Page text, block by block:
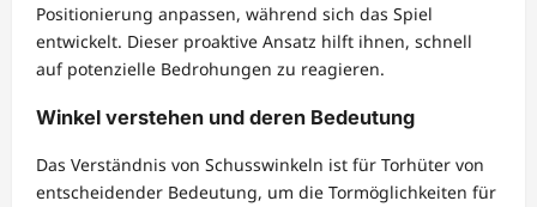
Positionierung anpassen, während sich das Spiel
entwickelt. Dieser proaktive Ansatz hilft ihnen, schnell
auf potenzielle Bedrohungen zu reagieren.
Winkel verstehen und deren Bedeutung
Das Verständnis von Schusswinkeln ist für Torhüter von
entscheidender Bedeutung, um die Tormöglichkeiten für